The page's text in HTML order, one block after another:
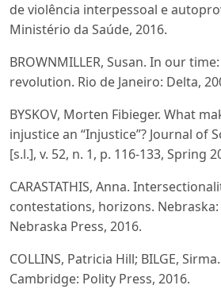
de violência interpessoal e
Ministério da Saúde, 2016.
BROWNMILLER, Susan. In our
revolution. Rio de Janeiro: Delta,
BYSKOV, Morten Fibieger. What
injustice an “Injustice”? Journal of
[s.l.], v. 52, n. 1, p. 116-133, Spring
CARASTATHIS, Anna.
contestations, horizons.
Nebraska Press, 2016.
COLLINS, Patricia Hill; BILGE,
Cambridge: Polity Press, 2016.